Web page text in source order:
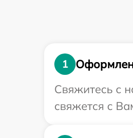
1
Свяжитесь с
свяжется с